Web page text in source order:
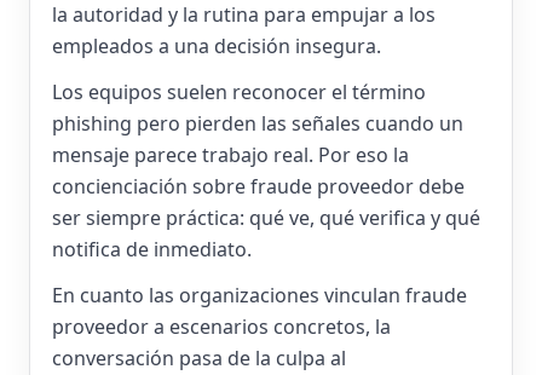
la autoridad y la rutina para empujar a los
empleados a una decisión insegura.
Los equipos suelen reconocer el término
phishing pero pierden las señales cuando un
mensaje parece trabajo real. Por eso la
concienciación sobre fraude proveedor debe
ser siempre práctica: qué ve, qué verifica y qué
notifica de inmediato.
En cuanto las organizaciones vinculan fraude
proveedor a escenarios concretos, la
conversación pasa de la culpa al